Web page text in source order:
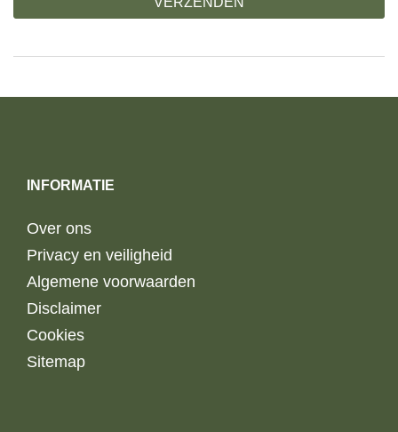
INFORMATIE
Over ons
Privacy en veiligheid
Algemene voorwaarden
Disclaimer
Cookies
Sitemap